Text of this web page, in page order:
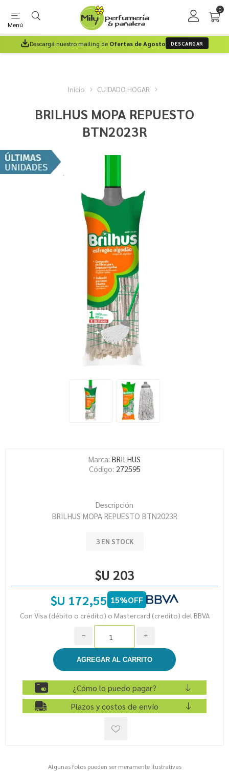
Menú
0
Descargá nuestro mailing de Ofertas de Agosto DESCARGAR
Inicio CUIDADO HOGAR
BRILHUS MOPA REPUESTO
BTN2023R
Marca: BRILHUS
Código: 272595
Descripción
BRILHUS MOPA REPUESTO BTN2023R
3 EN STOCK
$U 203
$U 172,55 15%OFF
Con Visa (débito o crédito) o Mastercard (credito) del BBVA
i
h
¿Cómo lo puedo pagar?
Plazos y costos de envío
Algunas fotos pueden ser meramente ilustrativas